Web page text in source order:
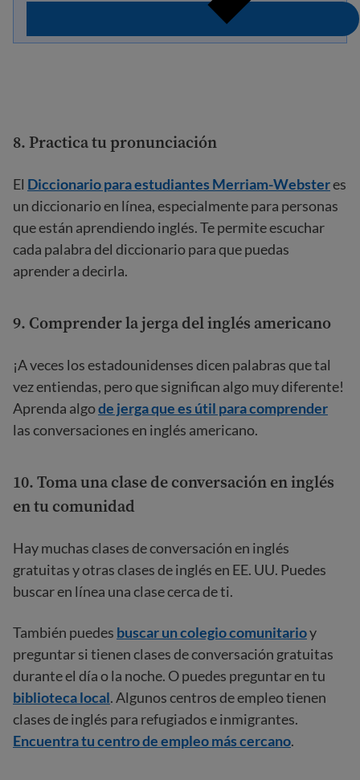
8. Practica tu pronunciación
El Diccionario para estudiantes Merriam-Websteres
un diccionario en línea, especialmente para personas
que están aprendiendo inglés. Te permite escuchar
cada palabra del diccionario para que puedas
aprender a decirla.
9. Comprender la jerga del inglés americano
¡A veces los estadounidenses dicen palabras que tal
vez entiendas, pero que significan algo muy diferente!
Aprenda algode jerga que es útil para comprender
las conversaciones en inglés americano.
10. Toma una clase de conversación en inglés
en tu comunidad
Hay muchas clases de conversación en inglés
gratuitas y otras clases de inglés en EE. UU. Puedes
buscar en línea una clase cerca de ti.
También puedes buscar un colegio comunitarioy
preguntar si tienen clases de conversación gratuitas
durante el día o la noche. O puedes preguntar en tu
biblioteca local. Algunos centros de empleo tienen
clases de inglés para refugiados e inmigrantes.
Encuentra tu centro de empleo más cercano.